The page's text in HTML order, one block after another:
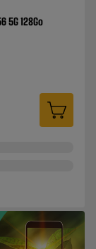
5G 128Go